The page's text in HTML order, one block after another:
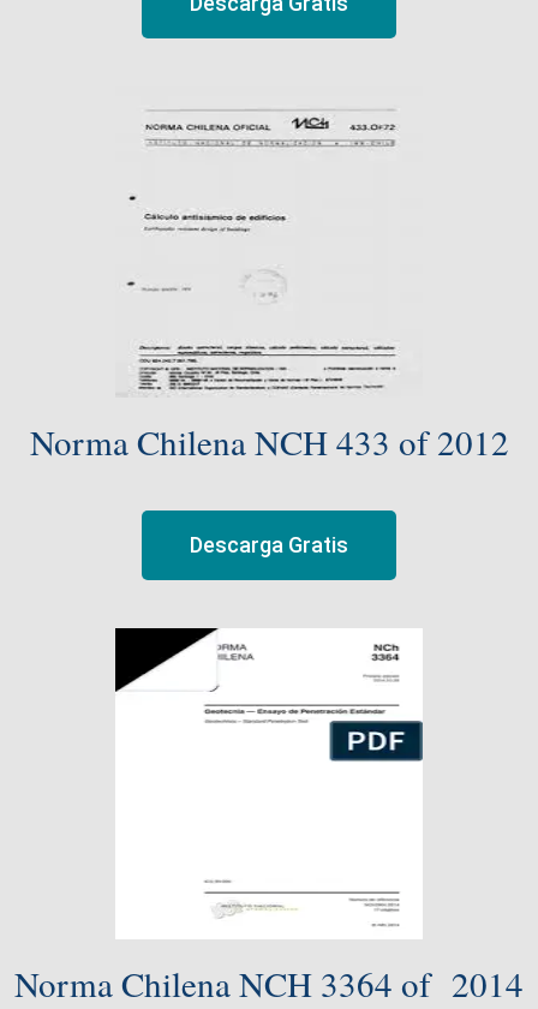
Norma Chilena NCH 433 of 2012
Descarga Gratis
Norma Chilena NCH 3364 of 2014